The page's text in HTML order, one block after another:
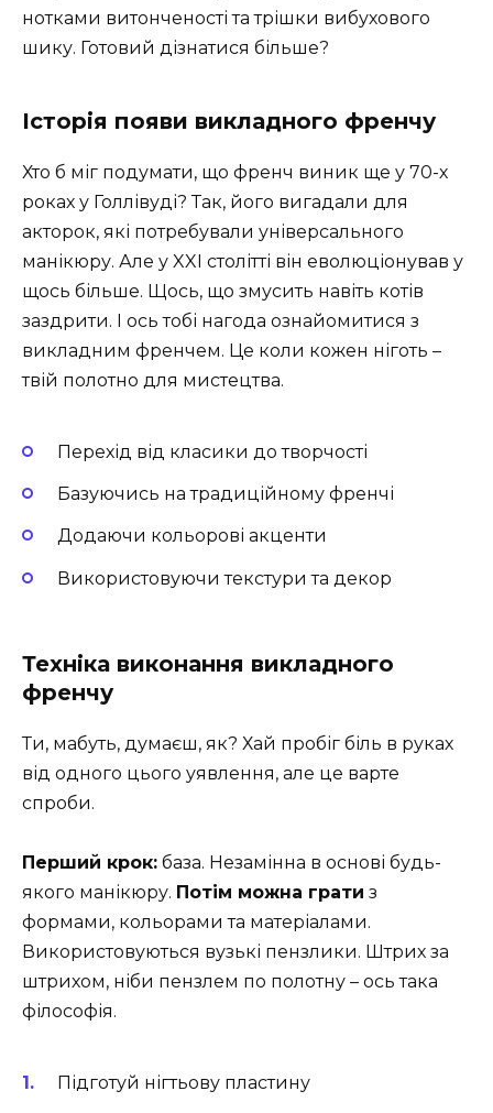
нотками витонченості та трішки вибухового
шику. Готовий дізнатися більше?
Історія появи викладного френчу
Хто б міг подумати, що френч виник ще у 70-х
роках у Голлівуді? Так, його вигадали для
акторок, які потребували універсального
манікюру. Але у XXI столітті він еволюціонував у
щось більше. Щось, що змусить навіть котів
заздрити. І ось тобі нагода ознайомитися з
викладним френчем. Це коли кожен ніготь –
твій полотно для мистецтва.
Перехід від класики до творчості
Базуючись на традиційному френчі
Додаючи кольорові акценти
Використовуючи текстури та декор
Техніка виконання викладного
френчу
Ти, мабуть, думаєш, як? Хай пробіг біль в руках
від одного цього уявлення, але це варте
спроби.
Перший крок: база. Незамінна в основі будь-
якого манікюру. Потім можна грати з
формами, кольорами та матеріалами.
Використовуються вузькі пензлики. Штрих за
штрихом, ніби пензлем по полотну – ось така
філософія.
Підготуй нігтьову пластину